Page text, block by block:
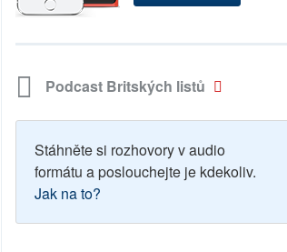
Podcast Britských listů
Stáhněte si rozhovory v audio
formátu a poslouchejte je kdekoliv.
Jak na to?